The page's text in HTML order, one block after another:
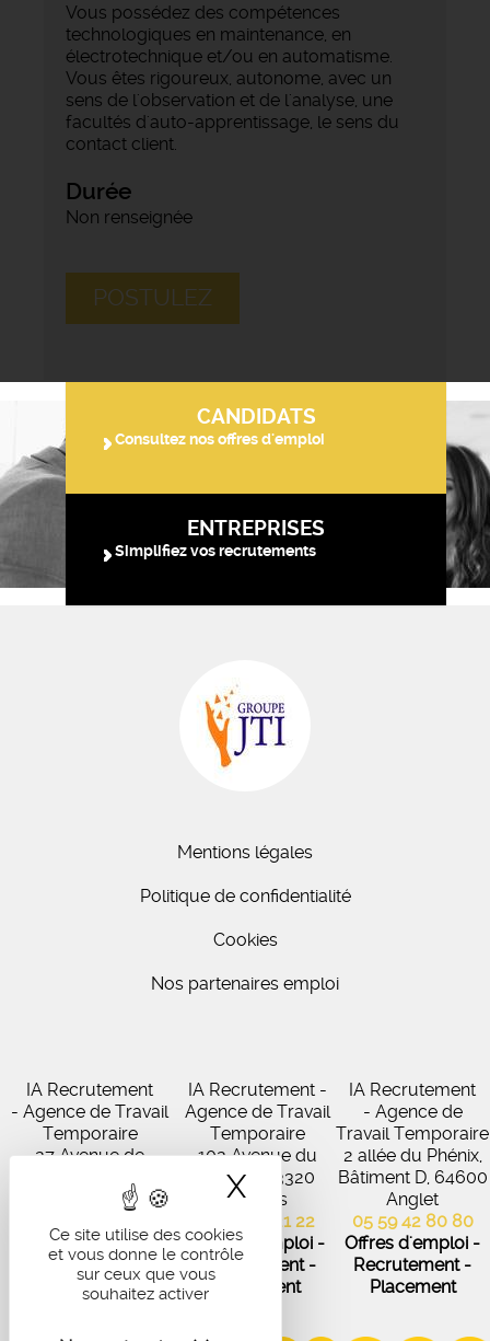
Ce site utilise des cookies
et vous donne le contrôle
sur ceux que vous
souhaitez activer
X Masquer le
Vous possédez des compétences
technologiques en maintenance, en
électrotechnique et/ou en automatisme.
Vous êtes rigoureux, autonome, avec un
sens de l'observation et de l'analyse, une
facultés d'auto-apprentissage, le sens du
contact client.
Durée
Non renseignée
POSTULEZ
CANDIDATS
Consultez nos offres d'emploi
ENTREPRISES
Simplifiez vos recrutements
Mentions légales
Politique de confidentialité
Cookies
Nos partenaires emploi
IA Recrutement
- Agence de Travail
Temporaire
27 Avenue de
Artigues-près-
05 56 67 48 57
Offres d'emploi -
Recrutement -
IA Recrutement -
Agence de Travail
Temporaire
102 Avenue du
Médoc, 33320
Eysines
05 56 45 21 22
Offres d'emploi -
Recrutement -
Placement
IA Recrutement
- Agence de
Travail Temporaire
2 allée du Phénix,
Bâtiment D, 64600
Anglet
05 59 42 80 80
Offres d'emploi -
Recrutement -
Placement